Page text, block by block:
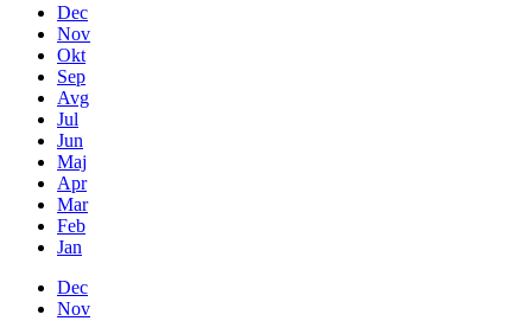
Dec
Nov
Okt
Sep
Avg
Jul
Jun
Maj
Apr
Mar
Feb
Jan
Dec
Nov